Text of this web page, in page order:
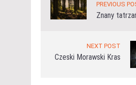
PREVIOUS
Znany
NEXT POST
Czeski Morawski Kras